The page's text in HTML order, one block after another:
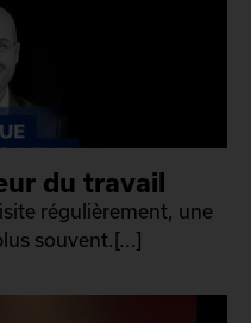
du travail
régulièrement, une
souvent.[...]